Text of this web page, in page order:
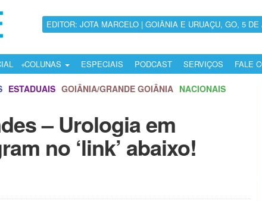
EDITOR: JOTA MARCELO | GOIÂNIA E URUAÇU, GO, 5
COLUNAS ESPECIAIS PODCAST SERVIÇOS FALE
ESTADUAIS GOIÂNIA/GRANDE GOIÂNIA NACIONAIS
– Urologia em
no ‘link’ abaixo!